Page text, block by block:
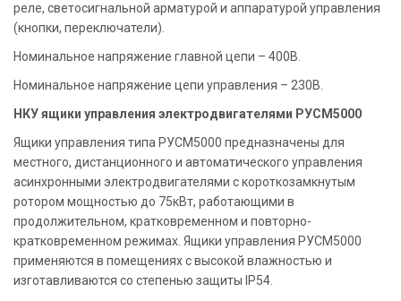
реле, светосигнальной арматурой и аппаратурой управления
(кнопки, переключатели).
Номинальное напряжение главной цепи – 400В.
Номинальное напряжение цепи управления – 230В.
НКУ ящики управления электродвигателями РУСМ5000
Ящики управления типа РУСМ5000 предназначены для
местного, дистанционного и автоматического управления
асинхронными электродвигателями с короткозамкнутым
ротором мощностью до 75кВт, работающими в
продолжительном, кратковременном и повторно-
кратковременном режимах. Ящики управления РУСМ5000
применяются в помещениях с высокой влажностью и
изготавливаются со степенью защиты IP54.